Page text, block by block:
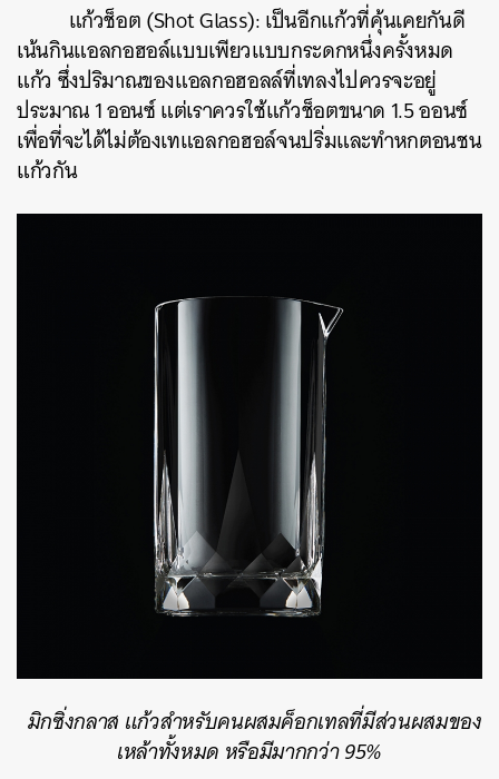
แก้วช็อต(Shot Glass):เป็นอีกแก้วที่คุ้นเคยกันดี
เน้นกินแอลกอฮอล์แบบเพียวแบบกระดกหนึ่งครั้งหมด
แก้ว ซึ่งปริมาณของแอลกอฮอลล์ที่เทลงไปควรจะอยู่
ประมาณ1ออนซ์แต่เราควรใช้แก้วช็อตขนาด1.5ออนซ์
เพื่อที่จะได้ไม่ต้องเทแอลกอฮอล์จนปริ่มและทำหกตอนชน
แก้วกัน
มิกซิ่งกลาส แก้วสำหรับคนผสมค็อกเทลที่มีส่วนผสมของ
เหล้าทั้งหมด หรือมีมากกว่า95%